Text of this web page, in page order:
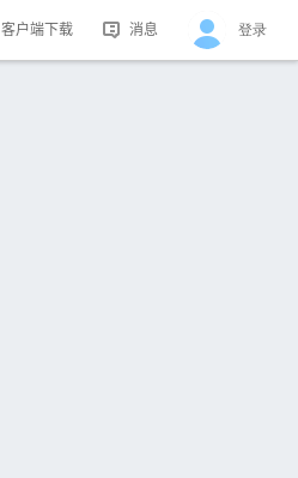
客户端下载 消息 登录